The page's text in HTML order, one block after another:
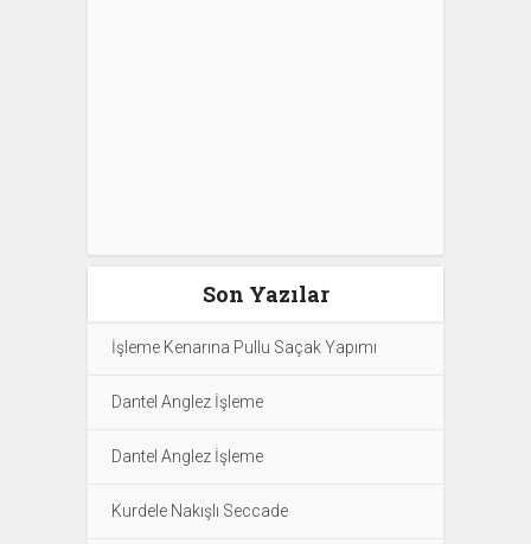
Son Yazılar
İşleme Kenarına Pullu Saçak Yapımı
Dantel Anglez İşleme
Dantel Anglez İşleme
Kurdele Nakışlı Seccade